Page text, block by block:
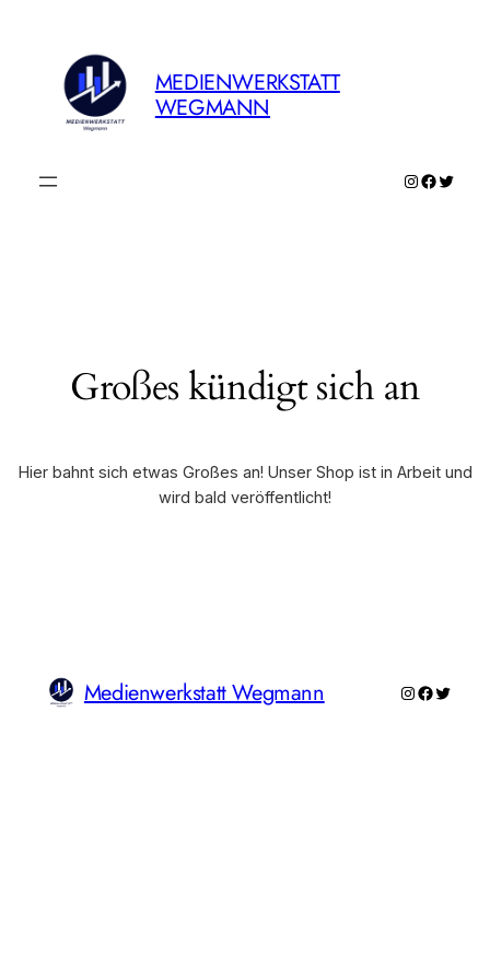
MEDIENWERKSTATT
WEGMANN
Instagram
Großes kündigt sich an
Hier bahnt sich etwas Großes an! Unser Shop ist in Arbeit und
wird bald veröffentlicht!
Medienwerkstatt Wegmann Instagram